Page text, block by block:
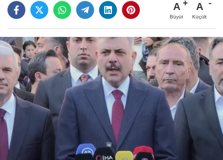
A
Büyüt
A
Küçült